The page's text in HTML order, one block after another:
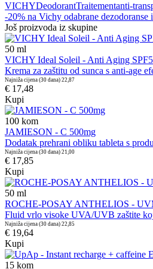
VICHYDeodorantTraitementanti-
-20% na Vichy odabrane dezodoranse
Još proizvoda iz skupine
50 ml
VICHY Ideal Soleil - Anti Aging
Krema za zaštitu od sunca s anti-age
Najniža cijena (30 dana) 22,87
€ 17,48
Kupi
100 kom
JAMIESON - C 500mg
Dodatak prehrani obliku tableta s
Najniža cijena (30 dana) 21,00
€ 17,85
Kupi
50 ml
ROCHE-POSAY ANTHELIOS -
Fluid vrlo visoke UVA/UVB zaštite
Najniža cijena (30 dana) 22,85
€ 19,64
Kupi
15 kom